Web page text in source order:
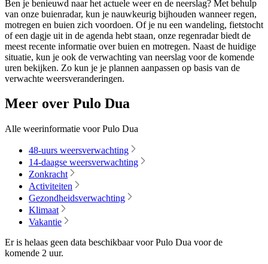
Ben je benieuwd naar het actuele weer en de neerslag? Met behulp
van onze buienradar, kun je nauwkeurig bijhouden wanneer regen,
motregen en buien zich voordoen. Of je nu een wandeling, fietstocht
of een dagje uit in de agenda hebt staan, onze regenradar biedt de
meest recente informatie over buien en motregen. Naast de huidige
situatie, kun je ook de verwachting van neerslag voor de komende
uren bekijken. Zo kun je je plannen aanpassen op basis van de
verwachte weersveranderingen.
Meer over Pulo Dua
Alle weerinformatie voor Pulo Dua
48-uurs weersverwachting
14-daagse weersverwachting
Zonkracht
Activiteiten
Gezondheidsverwachting
Klimaat
Vakantie
Er is helaas geen data beschikbaar voor Pulo Dua voor de
komende 2 uur.